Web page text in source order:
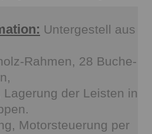
Untergestell aus
Rahmen, 28 Buche-
der Leisten in
Motorsteuerung per